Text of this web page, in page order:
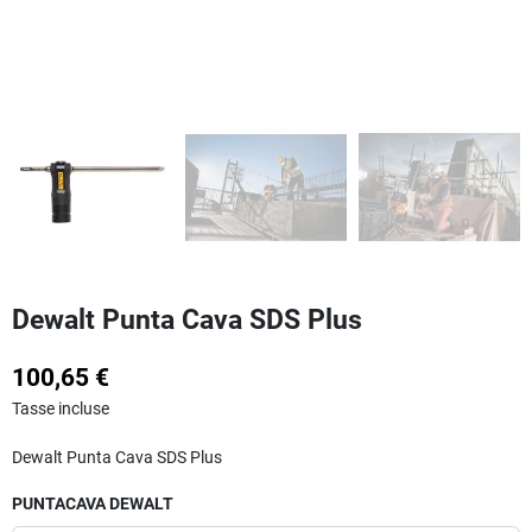
Dewalt Punta Cava SDS Plus
100,65 €
Tasse incluse
Dewalt Punta Cava SDS Plus
PUNTACAVA DEWALT